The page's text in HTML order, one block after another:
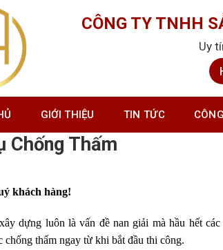
CÔNG TY TNHH
Uy
GIỚI THIỆU TIN TỨC
Thấm
Chống Thấm
khách hàng!
dựng luôn là vấn đề nan giải mà hầu hết
chống thấm ngay từ khi bắt đầu thi công.